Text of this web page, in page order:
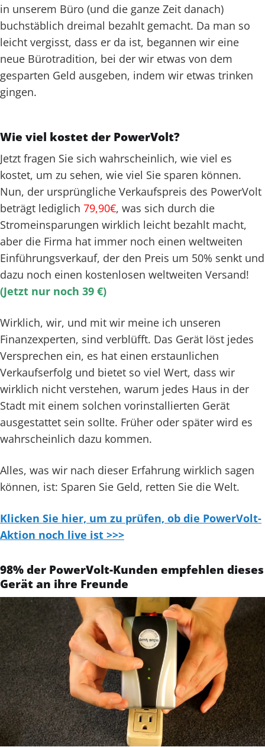
in unserem Büro (und die ganze Zeit danach)
buchstäblich dreimal bezahlt gemacht. Da man so
leicht vergisst, dass er da ist, begannen wir eine
neue Bürotradition, bei der wir etwas von dem
gesparten Geld ausgeben, indem wir etwas trinken
gingen.
Wie viel kostet der PowerVolt?
Jetzt fragen Sie sich wahrscheinlich, wie viel es
kostet, um zu sehen, wie viel Sie sparen können.
Nun, der ursprüngliche Verkaufspreis des PowerVolt
beträgt lediglich 79,90€, was sich durch die
Stromeinsparungen wirklich leicht bezahlt macht,
aber die Firma hat immer noch einen weltweiten
Einführungsverkauf, der den Preis um 50% senkt und
dazu noch einen kostenlosen weltweiten Versand!
(Jetzt nur noch 39 €)
Wirklich, wir, und mit wir meine ich unseren
Finanzexperten, sind verblüfft. Das Gerät löst jedes
Versprechen ein, es hat einen erstaunlichen
Verkaufserfolg und bietet so viel Wert, dass wir
wirklich nicht verstehen, warum jedes Haus in der
Stadt mit einem solchen vorinstallierten Gerät
ausgestattet sein sollte. Früher oder später wird es
wahrscheinlich dazu kommen.
Alles, was wir nach dieser Erfahrung wirklich sagen
können, ist: Sparen Sie Geld, retten Sie die Welt.
Klicken Sie hier, um zu prüfen, ob die PowerVolt-
Aktion noch live ist >>>
98% der PowerVolt-Kunden empfehlen dieses
Gerät an ihre Freunde